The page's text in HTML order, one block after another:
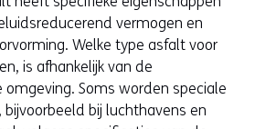
vermogen en
Welke type asfalt voor
is afhankelijk van de
Soms worden speciale
bij luchthavens en